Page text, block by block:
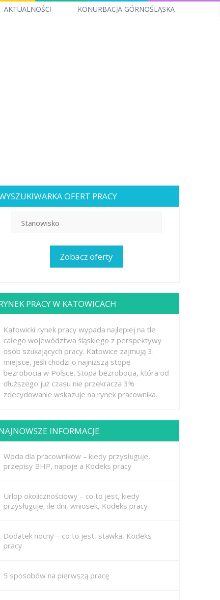
AKTUALNOŚCI KONURBACJA GÓRNOŚLĄSKA
OFERT PRACY
PRACY W KATOWICACH
Katowicki rynek pracy wypada najlepiej na tle
całego województwa śląskiego z perspektywy
osób szukających pracy. Katowice zajmują 3.
miejsce, jeśli chodzi o najniższą stopę
bezrobocia w Polsce. Stopa bezrobocia, która od
dłuższego już czasu nie przekracza 3%
zdecydowanie wskazuje na rynek pracownika.
INFORMACJE
Woda dla pracowników – kiedy przysługuje,
przepisy BHP, napoje a Kodeks pracy
Urlop okolicznościowy – co to jest, kiedy
przysługuje, ile dni, wniosek, Kodeks pracy
Dodatek nocny – co to jest, stawka, Kodeks
pracy
5 sposobów na pierwszą pracę